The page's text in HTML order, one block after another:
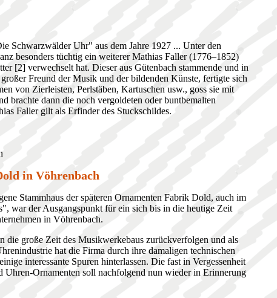
Schwarzwälder Uhr" aus dem Jahre 1927 ... Unter den
besonders tüchtig ein weiterer Mathias Faller (1776–1852)
[2] verwechselt hat. Dieser aus Gütenbach stammende und in
Freund der Musik und der bildenden Künste, fertigte sich
von Zierleisten, Perlstäben, Kartuschen usw., goss sie mit
brachte dann die noch vergoldeten oder buntbemalten
Faller gilt als Erfinder des Stuckschildes.
in Vöhrenbach
Stammhaus der späteren Ornamenten Fabrik Dold, auch im
war der Ausgangspunkt für ein sich bis in die heutige Zeit
in Vöhrenbach.
die große Zeit des Musikwerkebaus zurückverfolgen und als
hat die Firma durch ihre damaligen technischen
interessante Spuren hinterlassen. Die fast in Vergessenheit
Uhren-Ornamenten soll nachfolgend nun wieder in Erinnerung